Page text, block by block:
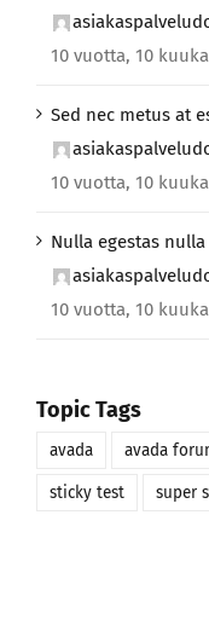
10 vuotta, 10
Sed nec metus at
10 vuotta, 10
Nulla egestas
10 vuotta, 10
Topic Tags
avada avada
sticky test super